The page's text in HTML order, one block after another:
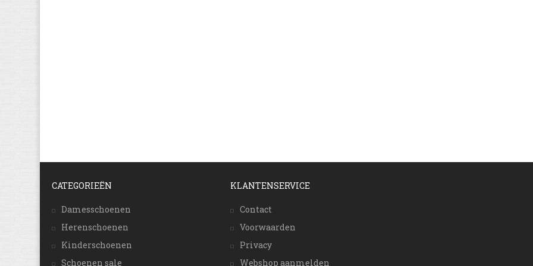
CATEGORIEËN
Damesschoenen
Herenschoenen
Kinderschoenen
Schoenen sale
KLANTENSERVICE
Contact
Voorwaarden
Privacy
Webshop aanmelden